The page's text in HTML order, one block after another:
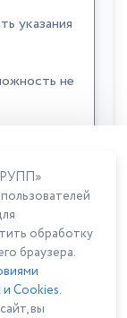
указания
не
обработку
браузера.
Cookies.
вы